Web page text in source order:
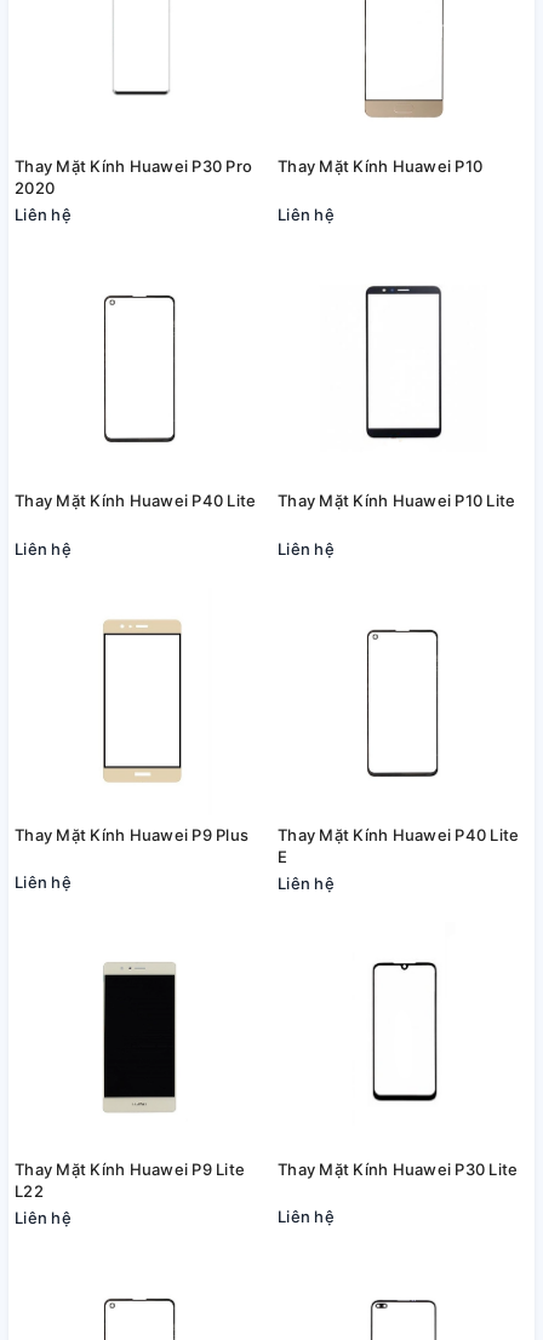
Thay Mặt Kính Huawei P30 Pro
2020
Liên hệ
Thay Mặt Kính Huawei P10
Liên hệ
Thay Mặt Kính Huawei P40 Lite
Liên hệ
Thay Mặt Kính Huawei P10 Lite
Liên hệ
Thay Mặt Kính Huawei P9 Plus
Liên hệ
Thay Mặt Kính Huawei P40 Lite
E
Liên hệ
Thay Mặt Kính Huawei P9 Lite
L22
Liên hệ
Thay Mặt Kính Huawei P30 Lite
Liên hệ